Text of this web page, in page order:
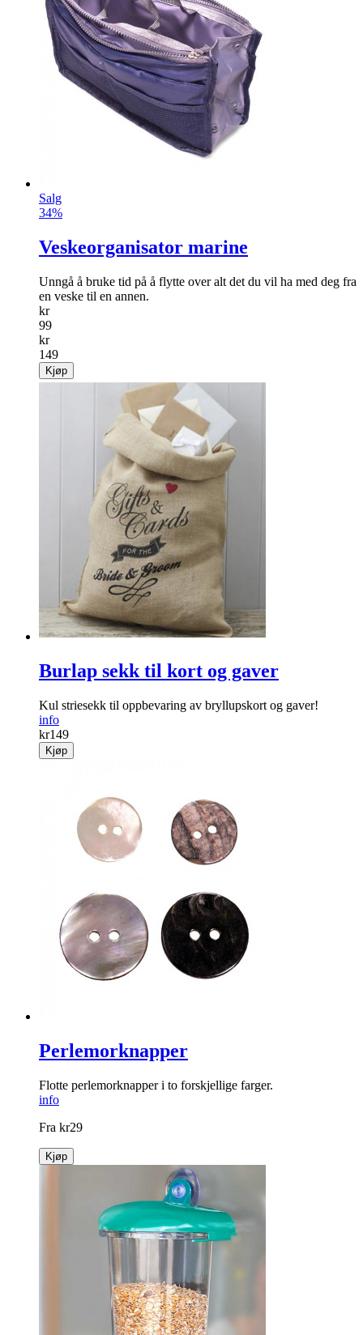
Salg
34%
Veskeorganisator marine
Unngå å bruke tid på å flytte over alt det du vil ha med deg fra
en veske til en annen.
kr
99
kr
149
Kjøp
Burlap sekk til kort og gaver
Kul striesekk til oppbevaring av bryllupskort og gaver!
info
kr149
Kjøp
Perlemorknapper
Flotte perlemorknapper i to forskjellige farger.
info
Fra kr29
Kjøp